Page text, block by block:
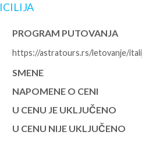
PROGRAM PUTOVANJA
https://astratours.rs/letovanje/
SMENE
NAPOMENE O CENI
U CENU JE UKLJUČENO
U CENU NIJE UKLJUČENO